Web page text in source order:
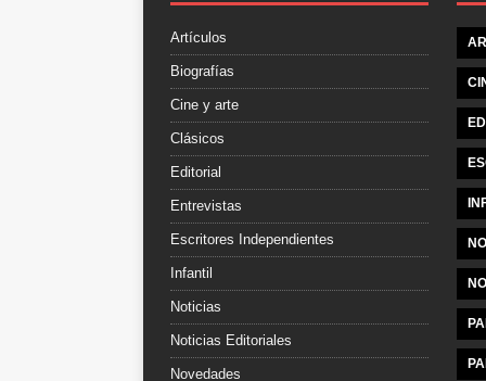
Artículos
Biografías
Cine y arte
Clásicos
Editorial
Entrevistas
Escritores Independientes
Infantil
Noticias
Noticias Editoriales
Novedades